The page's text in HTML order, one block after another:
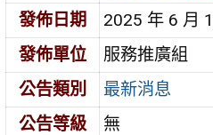
發佈日期
2025 年 6 月
發佈單位
服務推廣組
公告類別
最新消息
公告等級
無